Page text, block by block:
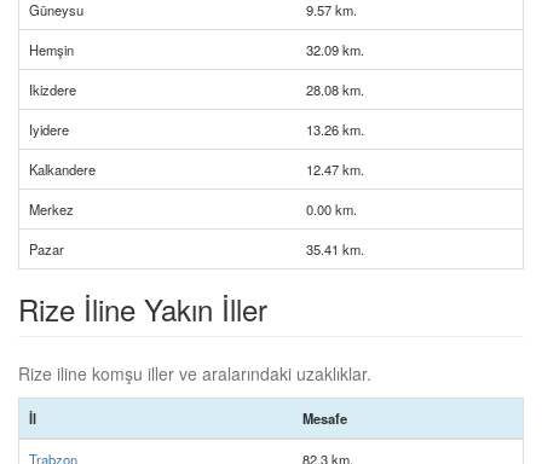
Güneysu 9.57 km.
Hemşin 32.09 km.
Ikizdere 28.08 km.
Iyidere 13.26 km.
Kalkandere 12.47 km.
Merkez 0.00 km.
Pazar 35.41 km.
Rize İline Yakın İller
Rize iline komşu iller ve aralarındaki uzaklıklar.
İl Mesafe
Trabzon 82.3 km.